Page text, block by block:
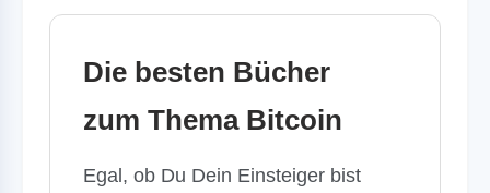
Die besten Bücher
zum Thema Bitcoin
Egal, ob Du Dein Einsteiger bist